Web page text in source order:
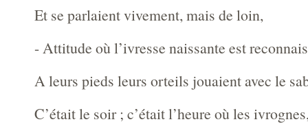
Et se parlaient vivement, mais de loin,
- Attitude où l’ivresse naissante est
A leurs pieds leurs orteils jouaient avec le
C’était le soir ; c’était l’heure où les